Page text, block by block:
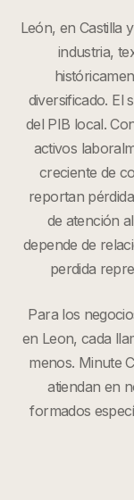
León, en Castilla
industria,
diversificado. El
del PIB local.
activos
creciente de
reportan
de atención
depende de
perdida
Para los
en Leon, cada
menos. Minute
atiendan en
formados